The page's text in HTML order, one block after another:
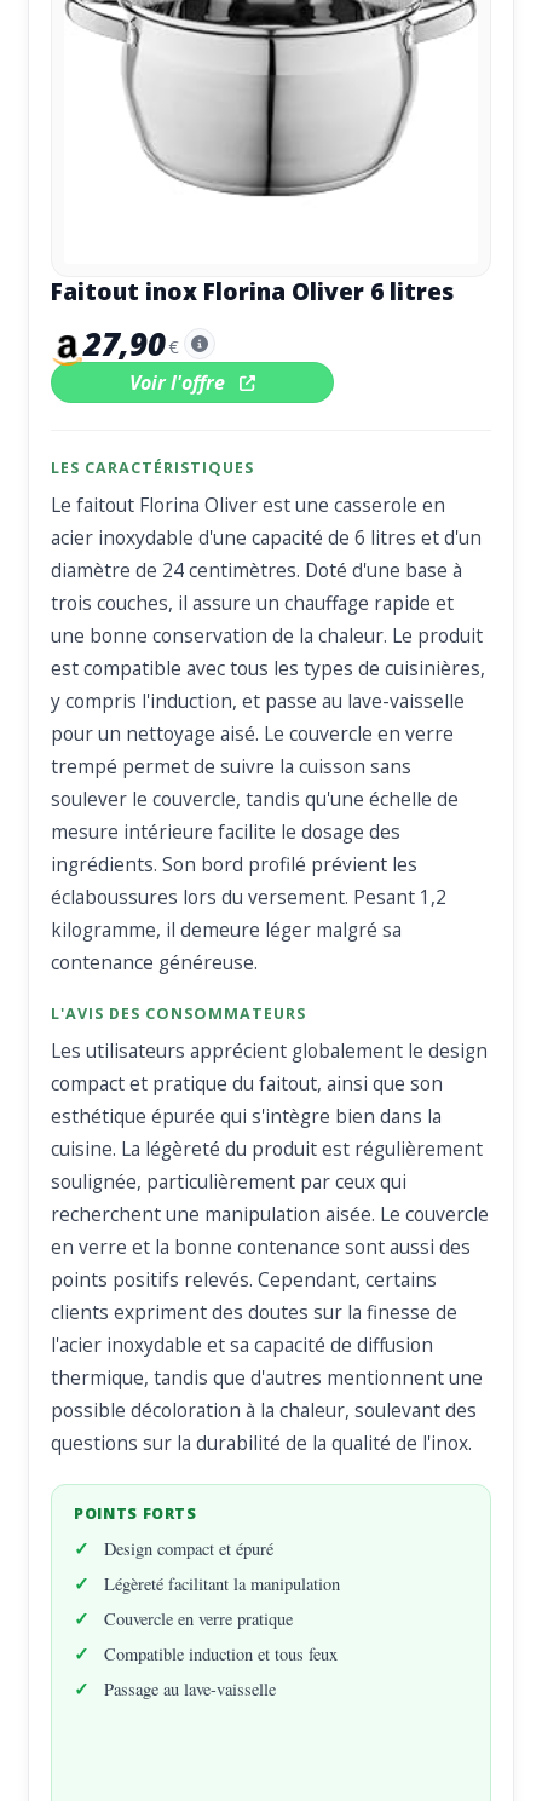
Faitout inox Florina Oliver 6 litres
27,90€
Voir l'offre
LES CARACTÉRISTIQUES
Le faitout Florina Oliver est une casserole en
acier inoxydable d'une capacité de 6 litres et d'un
diamètre de 24 centimètres. Doté d'une base à
trois couches, il assure un chauffage rapide et
une bonne conservation de la chaleur. Le produit
est compatible avec tous les types de cuisinières,
y compris l'induction, et passe au lave-vaisselle
pour un nettoyage aisé. Le couvercle en verre
trempé permet de suivre la cuisson sans
soulever le couvercle, tandis qu'une échelle de
mesure intérieure facilite le dosage des
ingrédients. Son bord profilé prévient les
éclaboussures lors du versement. Pesant 1,2
kilogramme, il demeure léger malgré sa
contenance généreuse.
L'AVIS DES CONSOMMATEURS
Les utilisateurs apprécient globalement le design
compact et pratique du faitout, ainsi que son
esthétique épurée qui s'intègre bien dans la
cuisine. La légèreté du produit est régulièrement
soulignée, particulièrement par ceux qui
recherchent une manipulation aisée. Le couvercle
en verre et la bonne contenance sont aussi des
points positifs relevés. Cependant, certains
clients expriment des doutes sur la finesse de
l'acier inoxydable et sa capacité de diffusion
thermique, tandis que d'autres mentionnent une
possible décoloration à la chaleur, soulevant des
questions sur la durabilité de la qualité de l'inox.
POINTS FORTS
Design compact et épuré
Légèreté facilitant la manipulation
Couvercle en verre pratique
Compatible induction et tous feux
Passage au lave-vaisselle